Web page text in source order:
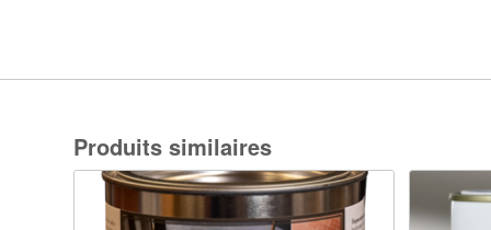
Produits similaires